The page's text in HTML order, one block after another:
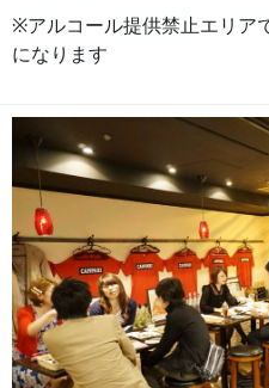
※アルコール提供禁止エリア
になります